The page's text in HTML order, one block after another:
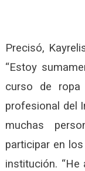
Precisó,
“Estoy
curso de
profesional del
muchas
participar en
institución.